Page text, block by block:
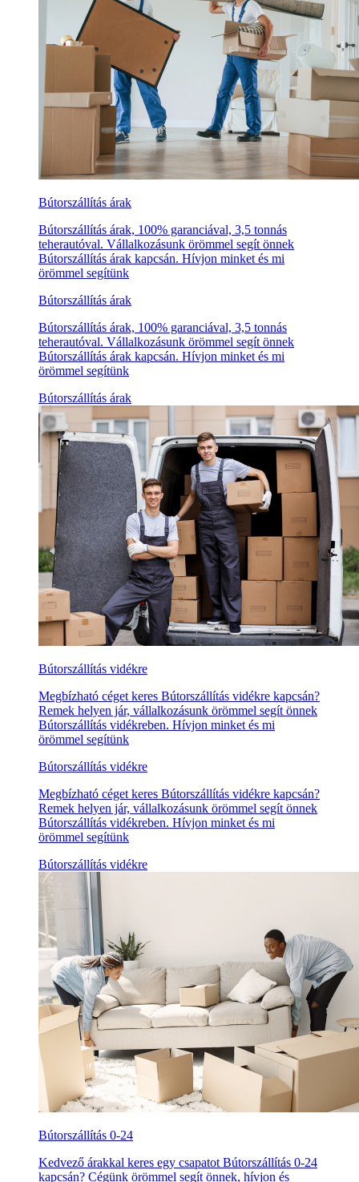
Bútorszállítás árak
Bútorszállítás árak, 100% garanciával, 3,5 tonnás
teherautóval. Vállalkozásunk örömmel segít önnek
Bútorszállítás árak kapcsán. Hívjon minket és mi
örömmel segítünk
Bútorszállítás árak
Bútorszállítás árak, 100% garanciával, 3,5 tonnás
teherautóval. Vállalkozásunk örömmel segít önnek
Bútorszállítás árak kapcsán. Hívjon minket és mi
örömmel segítünk
Bútorszállítás árak
Bútorszállítás vidékre
Megbízható céget keres Bútorszállítás vidékre kapcsán?
Remek helyen jár, vállalkozásunk örömmel segít önnek
Bútorszállítás vidékreben. Hívjon minket és mi
örömmel segítünk
Bútorszállítás vidékre
Megbízható céget keres Bútorszállítás vidékre kapcsán?
Remek helyen jár, vállalkozásunk örömmel segít önnek
Bútorszállítás vidékreben. Hívjon minket és mi
örömmel segítünk
Bútorszállítás vidékre
Bútorszállítás 0-24
Kedvező árakkal keres egy csapatot Bútorszállítás 0-24
kapcsán? Cégünk örömmel segít önnek, hívjon és